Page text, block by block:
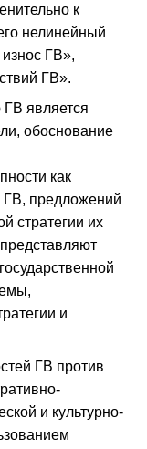
к
нелинейный
ГВ»,
ГВ».
является
обоснование
как
ГВ, предложений
стратегии их
и
ГВ против
и культурно-